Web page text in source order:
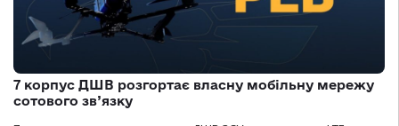
7 корпус ДШВ розгортає власну мобільну мережу
сотового зв’язку